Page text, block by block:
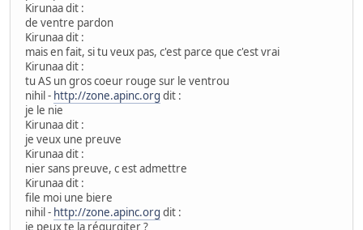
Kirunaa dit :
de ventre pardon
Kirunaa dit :
mais en fait, si tu veux pas, c'est parce que c'est vrai
Kirunaa dit :
tu AS un gros coeur rouge sur le ventrou
nihil - http://zone.apinc.org dit :
je le nie
Kirunaa dit :
je veux une preuve
Kirunaa dit :
nier sans preuve, c est admettre
Kirunaa dit :
file moi une biere
nihil - http://zone.apinc.org dit :
je peux te la régurgiter ?